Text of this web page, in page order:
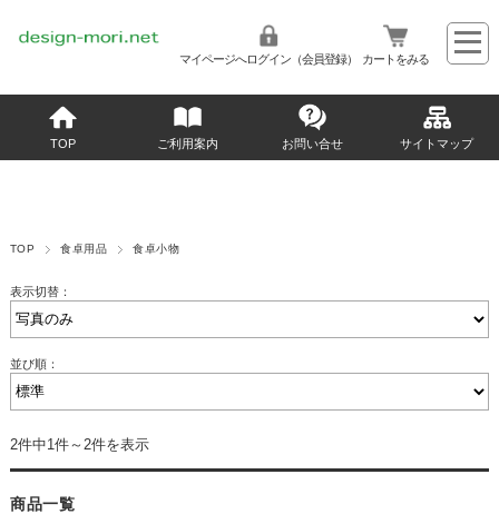
マイページへログイン（会員登録） カートをみる
TOP ご利用案内 お問い合せ サイトマップ
TOP 食卓用品 食卓小物
表示切替：
並び順：
2件中1件～2件を表示
商品一覧